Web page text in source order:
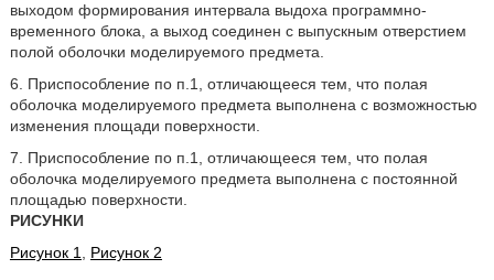
выходом формирования интервала выдоха программно-
временного блока, а выход соединен с выпускным отверстием
полой оболочки моделируемого предмета.
6. Приспособление по п.1, отличающееся тем, что полая
оболочка моделируемого предмета выполнена с возможностью
изменения площади поверхности.
7. Приспособление по п.1, отличающееся тем, что полая
оболочка моделируемого предмета выполнена с постоянной
площадью поверхности.
РИСУНКИ
Рисунок 1
Рисунок 2